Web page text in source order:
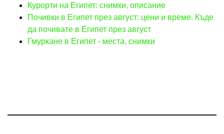
Курорти на Египет: снимки, описание
Почивки в Египет през август: цени и време. Къде
да почивате в Египет през август
Гмуркане в Египет - места, снимки